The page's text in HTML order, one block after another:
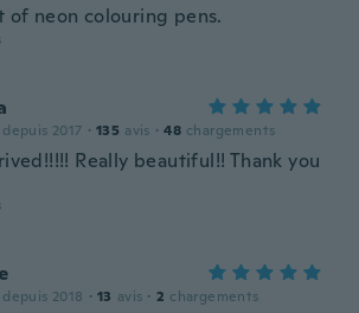
of neon colouring pens.
2017 · 135 avis · 48 chargements
Really beautiful!! Thank you
2018 · 13 avis · 2 chargements